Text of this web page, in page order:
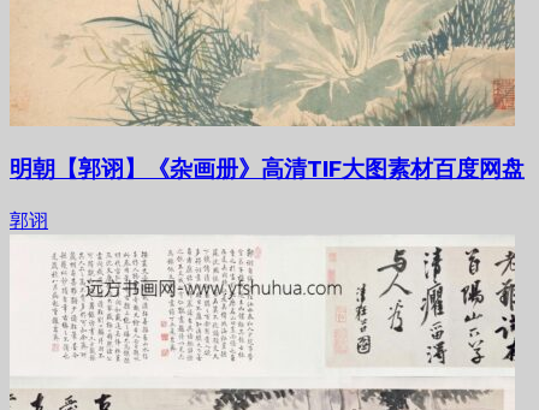
明朝【郭诩】《杂画册》高清TIF大图素材百度网盘
郭诩